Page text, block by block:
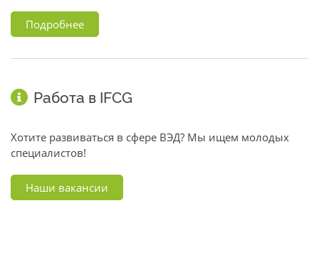
Подробнее
Работа в IFCG
Хотите развиваться в сфере ВЭД? Мы ищем молодых
специалистов!
Наши вакансии